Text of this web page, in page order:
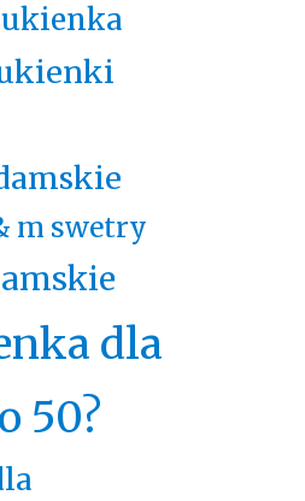
m swetry
dla
50?